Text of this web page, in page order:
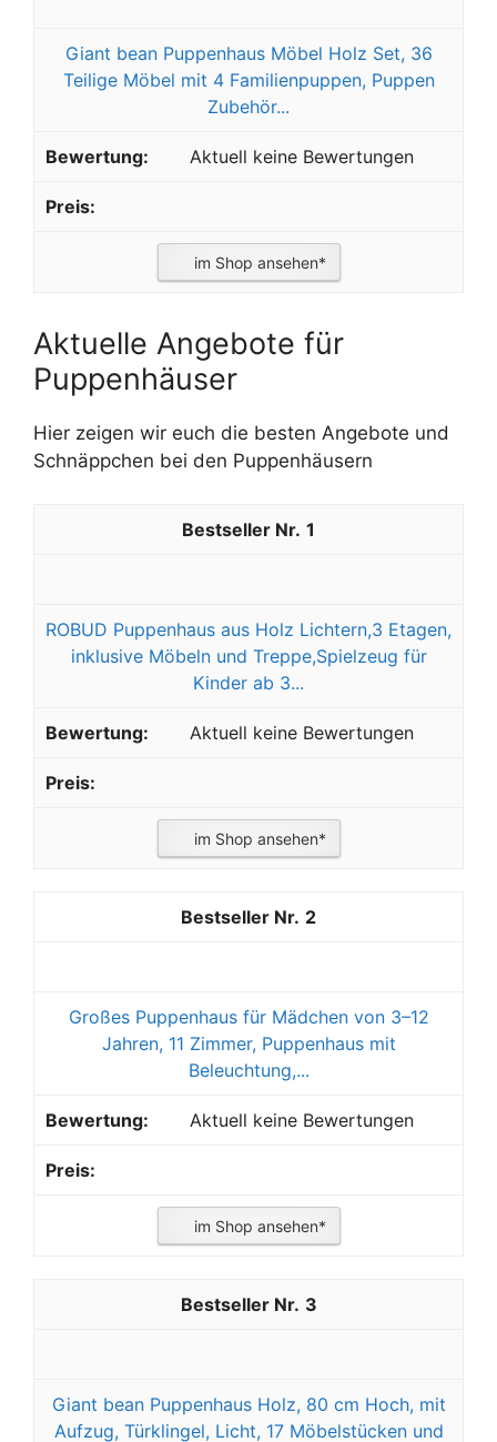
Giant bean Puppenhaus Möbel Holz Set, 36
Teilige Möbel mit 4 Familienpuppen, Puppen
Zubehör...
Aktuell keine Bewertungen
im Shop ansehen*
Aktuelle Angebote für
Puppenhäuser
Hier zeigen wir euch die besten Angebote und
Schnäppchen bei den Puppenhäusern
1
ROBUD Puppenhaus aus Holz Lichtern,3 Etagen,
inklusive Möbeln und Treppe,Spielzeug für
Kinder ab 3...
Aktuell keine Bewertungen
im Shop ansehen*
2
Großes Puppenhaus für Mädchen von 3–12
Jahren, 11 Zimmer, Puppenhaus mit
Beleuchtung,...
Aktuell keine Bewertungen
im Shop ansehen*
3
Giant bean Puppenhaus Holz, 80 cm Hoch, mit
Aufzug, Türklingel, Licht, 17 Möbelstücken und